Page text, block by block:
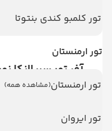
تور کلمبو کندی بنتوتا
تور ارمنستان
تور ارمنستان(مشاهده همه)
تور ایروان
تور سریلانکا خرداد 1405
آفر تور سریلانکا نوروز
سریلانکا مانند